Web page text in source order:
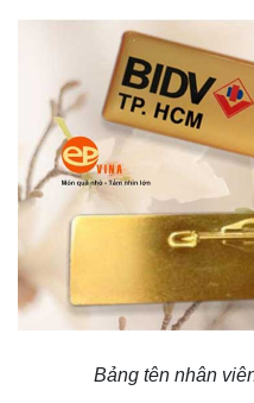
Bảng tên nhân